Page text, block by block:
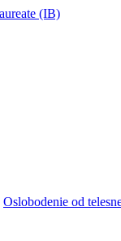
Oslobodenie od